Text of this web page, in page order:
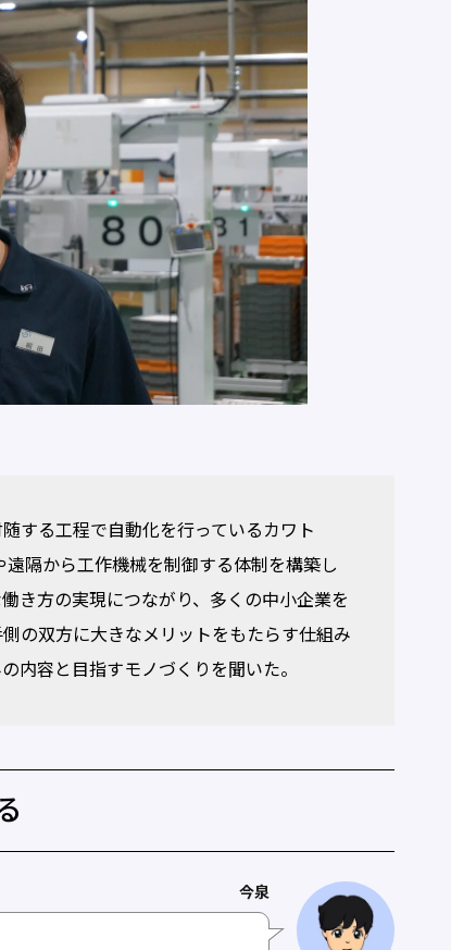
する工程で自動化を行っているカワト
隔から工作機械を制御する体制を構築し
き方の実現につながり、多くの中小企業を
の双方に大きなメリットをもたらす仕組み
内容と目指すモノづくりを聞いた。
今泉